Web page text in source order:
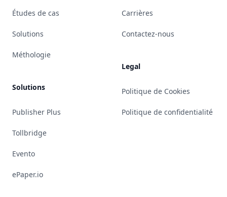
Études de cas
Solutions
Méthologie
Solutions
Publisher Plus
Tollbridge
Evento
ePaper.io
Carrières
Contactez-nous
Legal
Politique de Cookies
Politique de confidentialité